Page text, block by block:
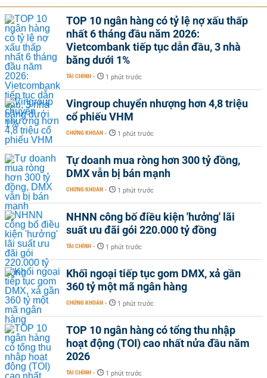
TOP 10 ngân hàng có tỷ lệ nợ xấu thấp
nhất 6 tháng đầu năm 2026:
Vietcombank tiếp tục dẫn đầu, 3 nhà
băng dưới 1%
TÀI CHÍNH - 1 phút trước
Vingroup chuyển nhượng hơn 4,8 triệu
cổ phiếu VHM
CHỨNG KHOÁN - 1 phút trước
Tự doanh mua ròng hơn 300 tỷ đồng,
DMX vẫn bị bán mạnh
CHỨNG KHOÁN - 1 phút trước
NHNN công bố điều kiện 'hưởng' lãi
suất ưu đãi gói 220.000 tỷ đồng
TÀI CHÍNH - 1 phút trước
Khối ngoại tiếp tục gom DMX, xả gần
360 tỷ một mã ngân hàng
CHỨNG KHOÁN - 1 phút trước
TOP 10 ngân hàng có tổng thu nhập
hoạt động (TOI) cao nhất nửa đầu năm
2026
TÀI CHÍNH - 1 phút trước